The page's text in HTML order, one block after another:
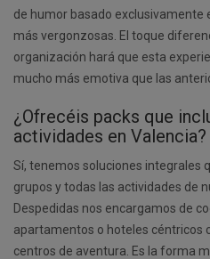
de humor basado exclusivamente
más vergonzosas. El toque
organización hará que esta
mucho más emotiva que las
¿Ofrecéis packs que
actividades en Valencia?
Sí, tenemos soluciones integrales
grupos y todas las actividades de
Despedidas nos encargamos de
apartamentos o hoteles céntricos
centros de aventura. Es la forma